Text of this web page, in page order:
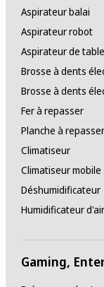
Aspirateur balai
Aspirateur robot
Aspirateur de table
Brosse à dents
Brosse à dents
Fer à repasser
Planche à repasser
Climatiseur
Climatiseur mobile
Déshumidificateur
Humidificateur d'air
Gaming,